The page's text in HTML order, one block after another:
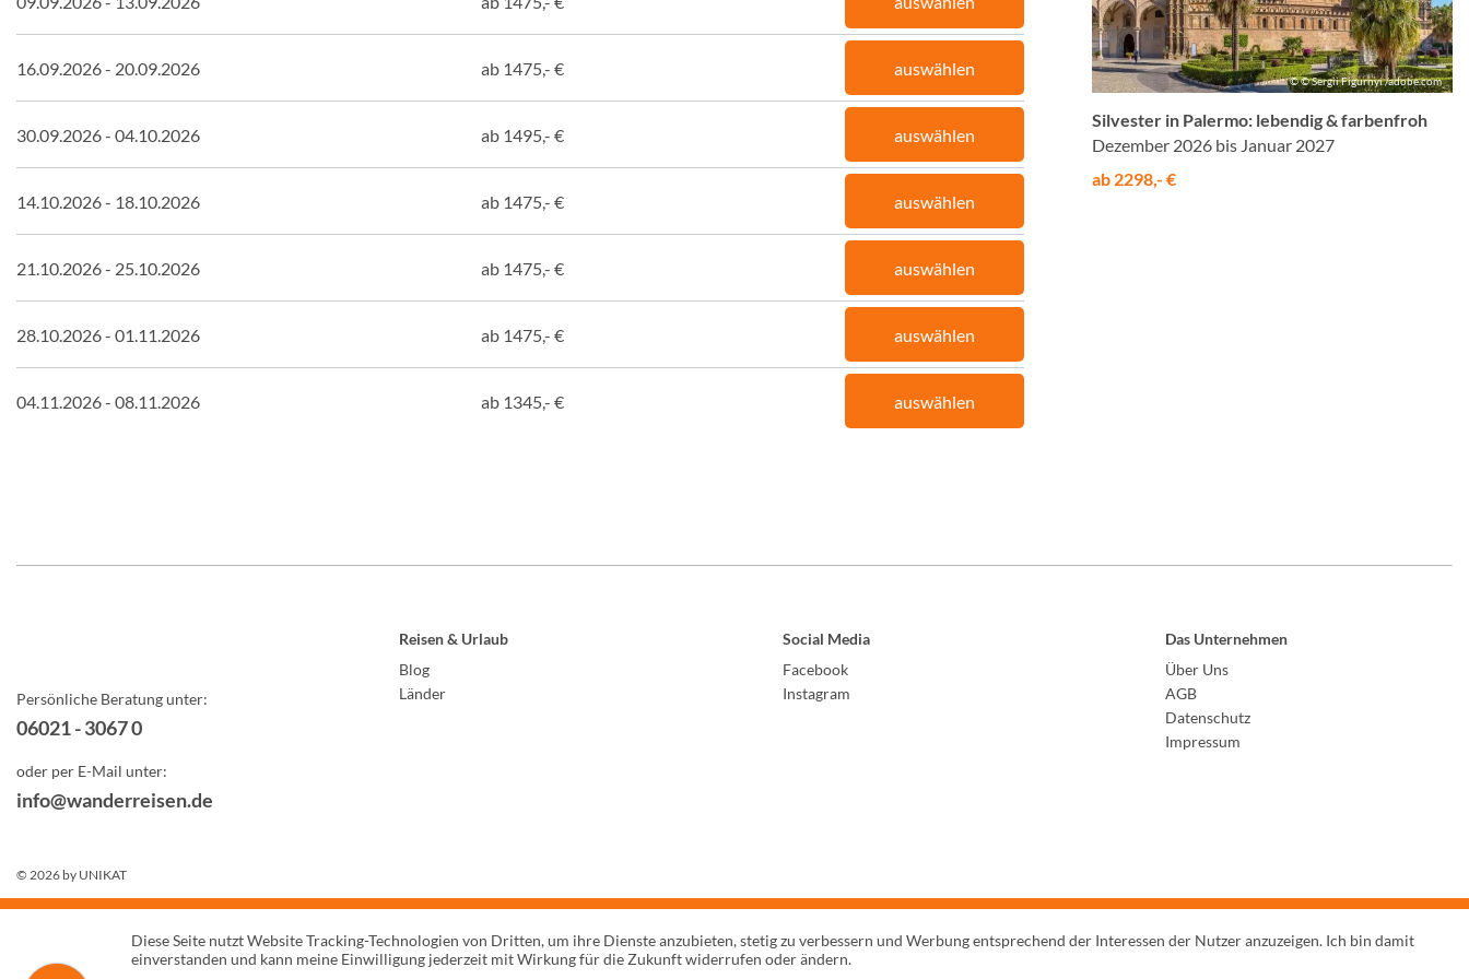
16.09.2026 - 20.09.2026 ab 1475,- € auswählen
30.09.2026 - 04.10.2026 ab 1495,- € auswählen
14.10.2026 - 18.10.2026 ab 1475,- € auswählen
21.10.2026 - 25.10.2026 ab 1475,- € auswählen
28.10.2026 - 01.11.2026 ab 1475,- € auswählen
04.11.2026 - 08.11.2026 ab 1345,- € auswählen
© © Sergii Figurnyi /adobe.com
Silvester in Palermo: lebendig & farbenfroh
Dezember 2026 bis Januar 2027
ab 2298,- €
Persönliche Beratung unter:
06021 - 3067 0
oder per E-Mail unter:
info@wanderreisen.de
Reisen & Urlaub
Blog
Länder
Social Media
Facebook
Instagram
Das Unternehmen
Über Uns
AGB
Datenschutz
Impressum
© 2026 by UNIKAT
Diese Seite nutzt Website Tracking-Technologien von Dritten, um ihre Dienste anzubieten, stetig zu verbessern und Werbung entsprechend der Interessen der Nutzer anzuzeigen. Ich bin damit
einverstanden und kann meine Einwilligung jederzeit mit Wirkung für die Zukunft widerrufen oder ändern.